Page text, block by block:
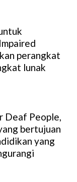
perangkat
lunak
Deaf People,
bertujuan
yang